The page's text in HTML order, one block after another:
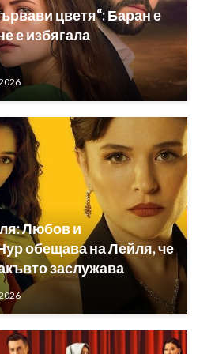
цветя“: Баран е
е избягала
Любов и
обещава на Лейля, че
заслужава